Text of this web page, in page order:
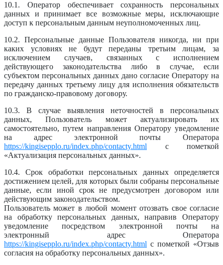
10.1. Оператор обеспечивает сохранность персональных
данных и принимает все возможные меры, исключающие
доступ к персональным данным неуполномоченных лиц.
10.2. Персональные данные Пользователя никогда, ни при
каких условиях не будут переданы третьим лицам, за
исключением случаев, связанных с исполнением
действующего законодательства либо в случае, если
субъектом персональных данных дано согласие Оператору на
передачу данных третьему лицу для исполнения обязательств
по гражданско-правовому договору.
10.3. В случае выявления неточностей в персональных
данных, Пользователь может актуализировать их
самостоятельно, путем направления Оператору уведомление
на адрес электронной почты Оператора
https://kingisepplo.ru/index.php/contacty.html с пометкой
«Актуализация персональных данных».
10.4. Срок обработки персональных данных определяется
достижением целей, для которых были собраны персональные
данные, если иной срок не предусмотрен договором или
действующим законодательством.
Пользователь может в любой момент отозвать свое согласие
на обработку персональных данных, направив Оператору
уведомление посредством электронной почты на
электронный адрес Оператора
https://kingisepplo.ru/index.php/contacty.html с пометкой «Отзыв
согласия на обработку персональных данных».